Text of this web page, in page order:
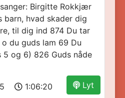
Birgitte Rokkjær
barn, hvad skader dig
til dig ind 874 Du tar
du guds lam 69 Du
og 6) 826 Guds nåde
Lyt
1:06:20